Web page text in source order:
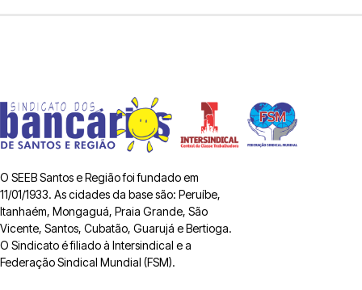
O SEEB Santos e Região foi fundado em
11/01/1933. As cidades da base são: Peruíbe,
Itanhaém, Mongaguá, Praia Grande, São
Vicente, Santos, Cubatão, Guarujá e Bertioga.
O Sindicato é filiado à Intersindical e a
Federação Sindical Mundial (FSM).